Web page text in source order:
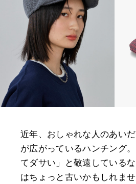
近年、おしゃれな人のあい
が広がっているハンチング
てダサい」と敬遠している
はちょっと古いかもしれま